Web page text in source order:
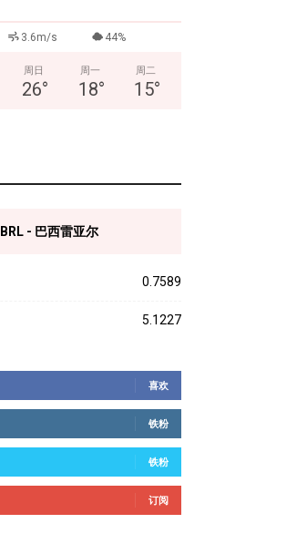
3.6m/s 44%
周日
26°
周一
18°
周二
15°
BRL - 巴西雷亚尔
0.7589
5.1227
喜欢
铁粉
铁粉
订阅